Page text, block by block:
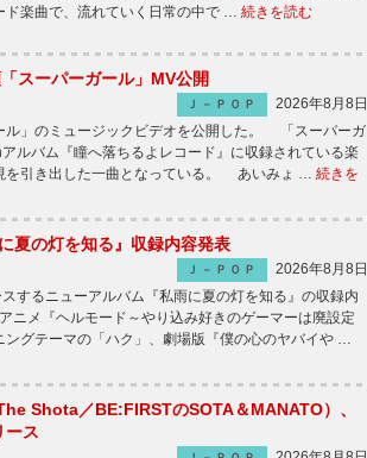
ド楽曲で、流れていく日常の中で … 続きを読む
スーパーガール」MV公開
Ｊ－ＰＯＰ
2026年8月8日
」のミュージックビデオを公開した。 「スーパーガ
ルバム『瞳へ落ちるよレコード』に収録されている楽
を引き出した一曲となっている。 あいみょ … 続きを
夏の灯を知る』収録内容発表
Ｊ－ＰＯＰ
2026年8月8日
するニューアルバム『私雨に夏の灯を知る』の収録内
メ『ヘルモード～やり込み好きのゲーマーは廃設定
ングテーマの「ハク」、劇場版『僕の心のヤバイや …
Shota／BE:FIRSTのSOTA＆MANATO）、
ース